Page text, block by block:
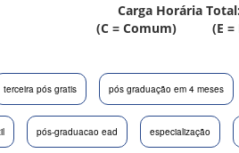
Carga Horária Total:
(C = Comum) (E =
terceira pós gratis pós graduação em 4 meses
pós-graduacao ead especialização